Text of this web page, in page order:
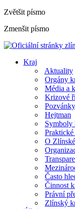
Zvětšit písmo
Zmenšit písmo
Kraj
Aktuality
Orgány
Média a
Krizové
Pozvánky
Hejtman
Symboly
O
Často
Činnost
Právní
Zlínský